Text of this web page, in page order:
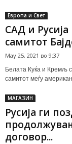
Европа и Свет
САД и
самитот
May 25, 2021 во 9:37
Белата Куќа и Кремљ
самитот меѓу
МАГАЗИН
Русија ги
договор...